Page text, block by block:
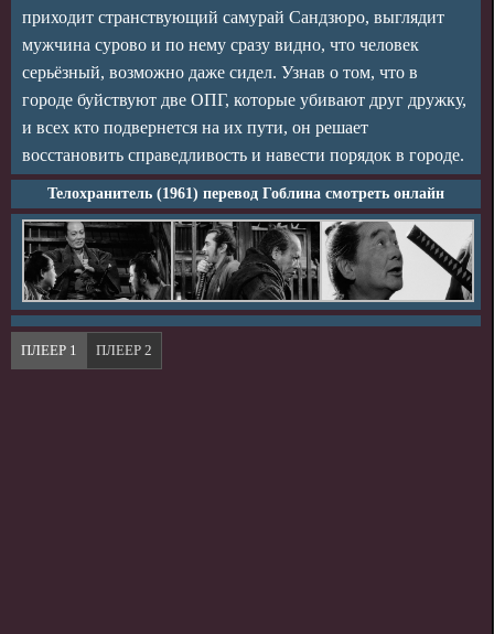
приходит странствующий самурай Сандзюро, выглядит
мужчина сурово и по нему сразу видно, что человек
серьёзный, возможно даже сидел. Узнав о том, что в
городе буйствуют две ОПГ, которые убивают друг дружку,
и всех кто подвернется на их пути, он решает
восстановить справедливость и навести порядок в городе.
Телохранитель (1961) перевод Гоблина смотреть онлайн
ПЛЕЕР 1 ПЛЕЕР 2